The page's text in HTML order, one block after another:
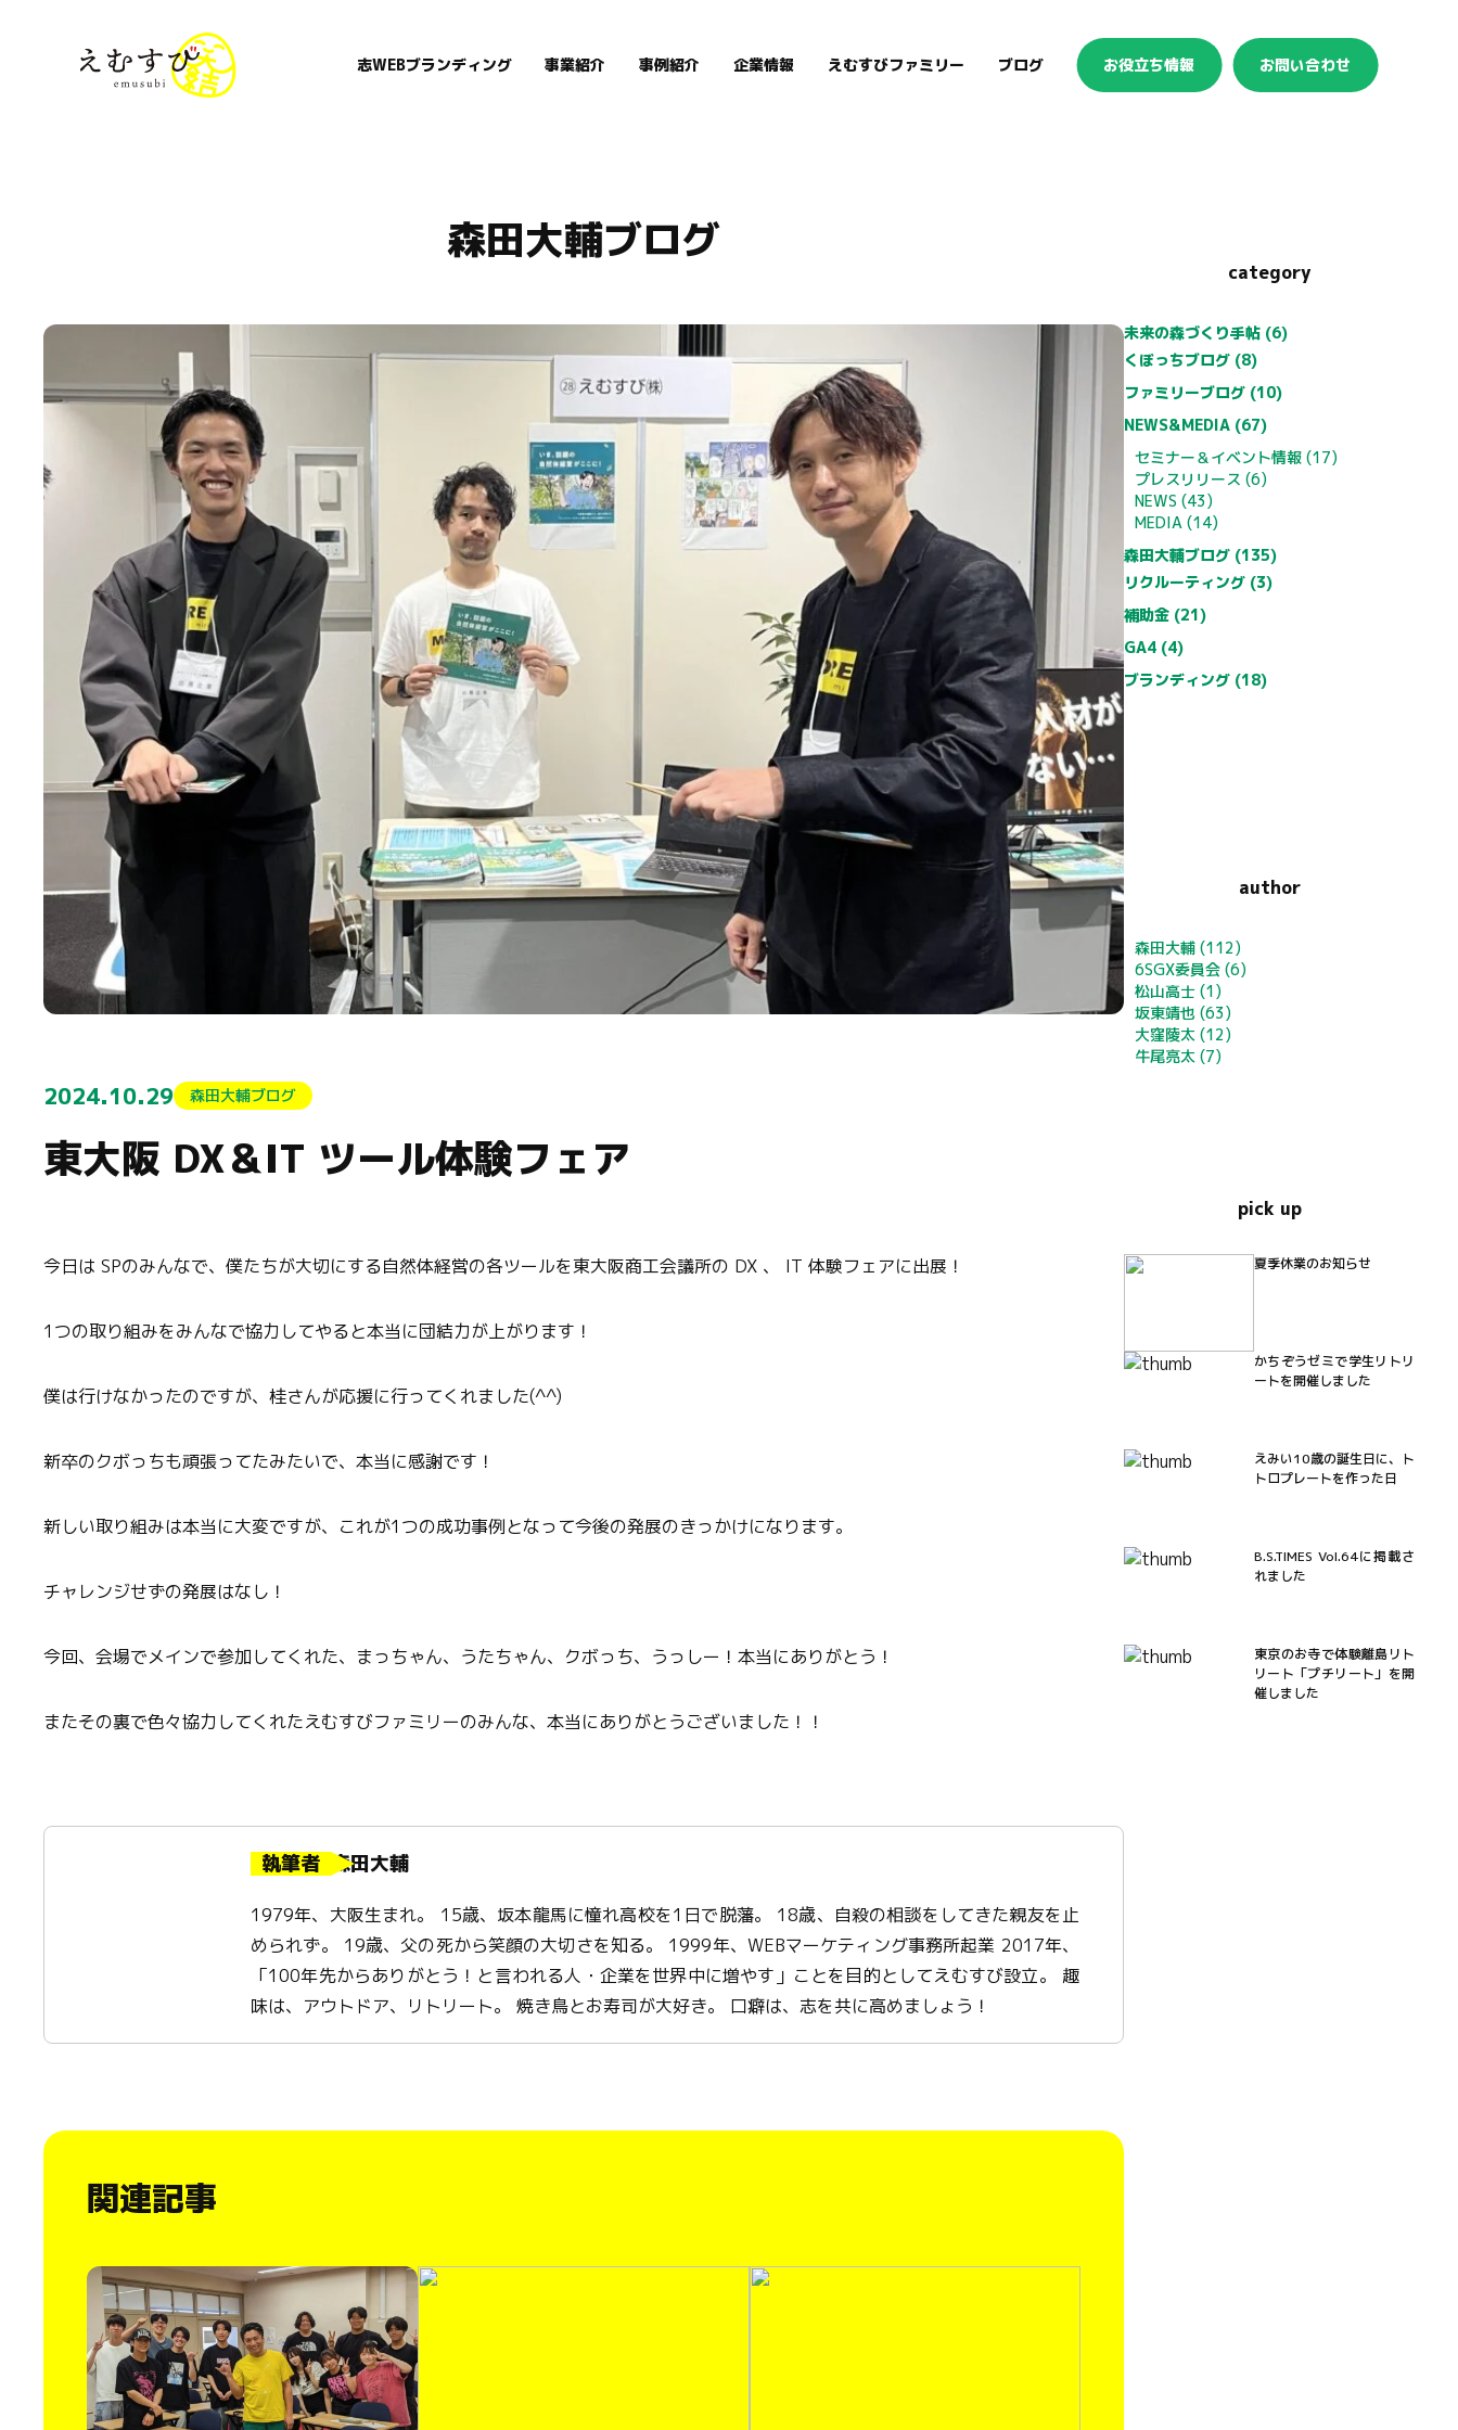
志WEBブランディング 事業紹介 事例紹介 企業情報 えむすびファミリー ブログ お役立ち情報 お問い合わせ
森田大輔ブログ
2024.10.29 森田大輔ブログ
東大阪 DX＆IT ツール体験フェア
今日は SPのみんなで、僕たちが大切にする自然体経営の各ツールを東大阪商工会議所の DX 、 IT 体験フェアに出展！
1つの取り組みをみんなで協力してやると本当に団結力が上がります！
僕は行けなかったのですが、桂さんが応援に行ってくれました(^^)
新卒のクボっちも頑張ってたみたいで、本当に感謝です！
新しい取り組みは本当に大変ですが、これが1つの成功事例となって今後の発展のきっかけになります。
チャレンジせずの発展はなし！
今回、会場でメインで参加してくれた、まっちゃん、うたちゃん、クボっち、うっしー！本当にありがとう！
またその裏で色々協力してくれたえむすびファミリーのみんな、本当にありがとうございました！！
執筆者 森田大輔
1979年、大阪生まれ。 15歳、坂本龍馬に憧れ高校を1日で脱藩。 18歳、自殺の相談をしてきた親友を止
められず。 19歳、父の死から笑顔の大切さを知る。 1999年、WEBマーケティング事務所起業 2017年、
「100年先からありがとう！と言われる人・企業を世界中に増やす」ことを目的としてえむすび設立。 趣
味は、アウトドア、リトリート。 焼き鳥とお寿司が大好き。 口癖は、志を共に高めましょう！
関連記事
category
未来の森づくり手帖 (6)
くぼっちブログ (8)
ファミリーブログ (10)
NEWS&MEDIA (67)
セミナー＆イベント情報 (17)
プレスリリース (6)
NEWS (43)
MEDIA (14)
森田大輔ブログ (135)
リクルーティング (3)
補助金 (21)
GA4 (4)
ブランディング (18)
author
森田大輔 (112)
6SGX委員会 (6)
松山高士 (1)
坂東靖也 (63)
大窪陵太 (12)
牛尾亮太 (7)
pick up
夏季休業のお知らせ
かちぞうゼミで学生リトリ
ートを開催しました
えみい10歳の誕生日に、ト
トロプレートを作った日
B.S.TIMES Vol.64に掲載さ
れました
東京のお寺で体験離島リト
リート「プチリート」を開
催しました